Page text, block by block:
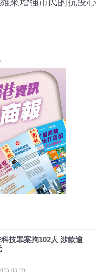
技罪案拘102人 涉款逾
03-20